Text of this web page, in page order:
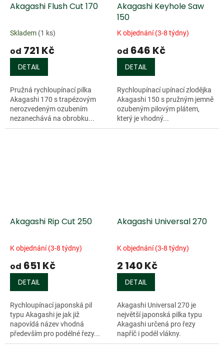
Akagashi Flush Cut 170
Skladem (1 ks)
od 721 Kč
DETAIL
Pružná rychloupínací pilka
Akagashi 170 s trapézovým
nerozvedeným ozubením
nezanechává na obrobku...
Akagashi Keyhole Saw
150
K objednání (3-8 týdny)
od 646 Kč
DETAIL
Rychloupínací upínací zlodějka
Akagashi 150 s pružným jemně
ozubeným pilovým plátem,
který je vhodný...
Akagashi Rip Cut 250
K objednání (3-8 týdny)
od 651 Kč
DETAIL
Rychloupínací japonská pil
typu Akagashi je jak již
napovídá název vhodná
především pro podélné řezy...
Akagashi Universal 270
K objednání (3-8 týdny)
2 140 Kč
DETAIL
Akagashi Universal 270 je
největší japonská pilka typu
Akagashi určená pro řezy
napříč i podél vlákny.
Speciální...